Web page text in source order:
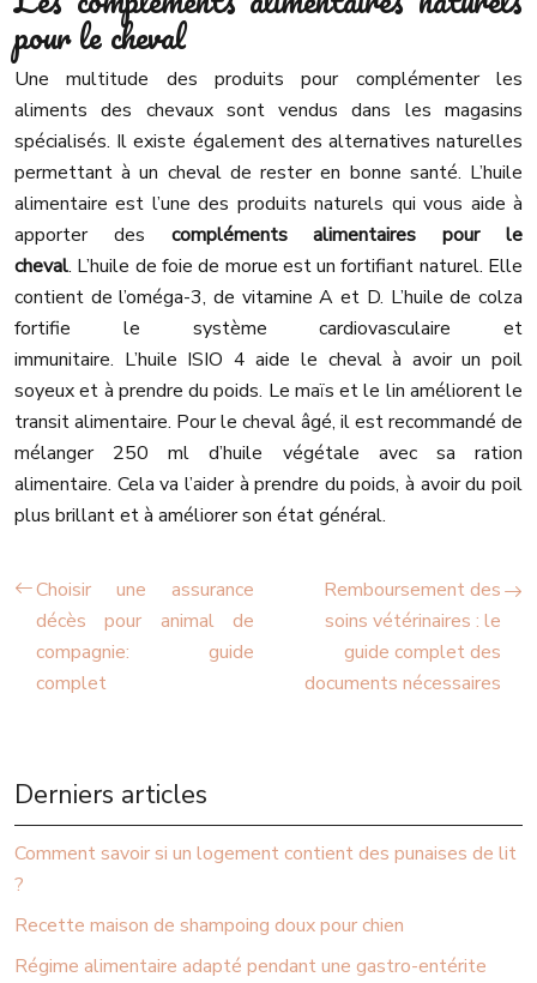
pour le cheval
Une multitude des produits pour complémenter les
aliments des chevaux sont vendus dans les magasins
spécialisés. Il existe également des alternatives naturelles
permettant à un cheval de rester en bonne santé. L’huile
alimentaire est l’une des produits naturels qui vous aide à
apporter des compléments alimentaires pour le
cheval. L’huile de foie de morue est un fortifiant naturel. Elle
contient de l’oméga-3, de vitamine A et D. L’huile de colza
fortifie le système cardiovasculaire et
immunitaire. L’huile ISIO 4 aide le cheval à avoir un poil
soyeux et à prendre du poids. Le maïs et le lin améliorent le
transit alimentaire. Pour le cheval âgé, il est recommandé de
mélanger 250 ml d’huile végétale avec sa ration
alimentaire. Cela va l’aider à prendre du poids, à avoir du poil
plus brillant et à améliorer son état général.
Choisir une assurance
décès pour animal de
compagnie: guide
complet
Remboursement des
soins vétérinaires : le
guide complet des
documents nécessaires
Derniers articles
Comment savoir si un logement contient des punaises de lit
?
Recette maison de shampoing doux pour chien
Régime alimentaire adapté pendant une gastro-entérite